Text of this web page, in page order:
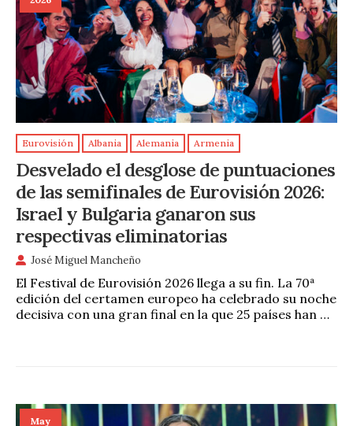
Eurovisión Albania Alemania Armenia
Desvelado el desglose de puntuaciones
de las semifinales de Eurovisión 2026:
Israel y Bulgaria ganaron sus
respectivas eliminatorias
José Miguel Mancheño
El Festival de Eurovisión 2026 llega a su fin. La 70ª
edición del certamen europeo ha celebrado su noche
decisiva con una gran final en la que 25 países han …
May